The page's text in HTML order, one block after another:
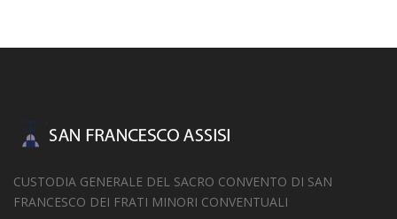
CUSTODIA GENERALE DEL SACRO CONVENTO DI SAN
FRANCESCO DEI FRATI MINORI CONVENTUALI